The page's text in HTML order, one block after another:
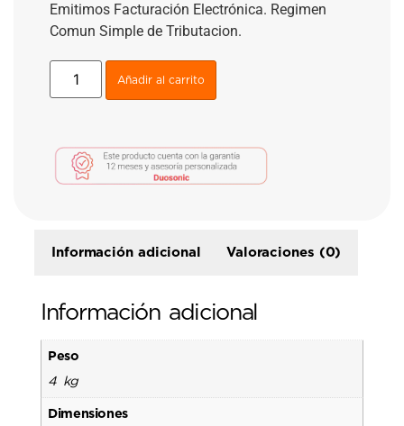
Emitimos Facturación Electrónica. Regimen
Comun Simple de Tributacion.
Añadir al carrito
Información adicional Valoraciones (0)
Información adicional
Peso
4 kg
Dimensiones